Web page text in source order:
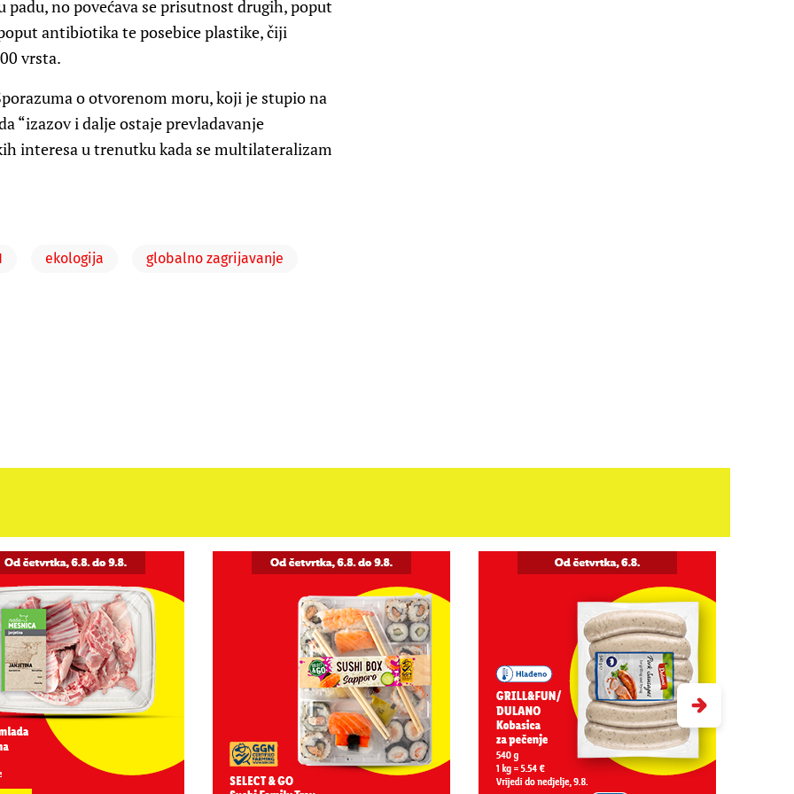
padu, no povećava se prisutnost drugih, poput
antibiotika te posebice plastike, čiji
vrsta.
o otvorenom moru, koji je stupio na
“izazov i dalje ostaje prevladavanje
interesa u trenutku kada se multilateralizam
ekologija globalno zagrijavanje